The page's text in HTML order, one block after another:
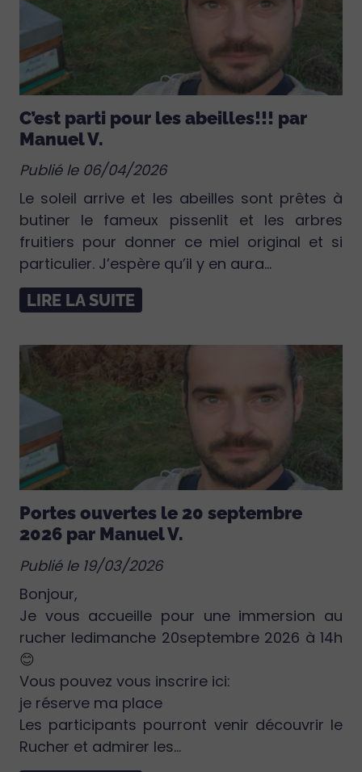
C’est parti pour les abeilles!!! par
Manuel V.
Publié le 06/04/2026
Le soleil arrive et les abeilles sont prêtes à
butiner le fameux pissenlit et les arbres
fruitiers pour donner ce miel original et si
particulier. J’espère qu’il y en aura...
LIRE LA SUITE
Portes ouvertes le 20 septembre
2026 par Manuel V.
Publié le 19/03/2026
Bonjour,
Je vous accueille pour une immersion au
rucher ledimanche 20septembre 2026 à 14h
😊
Vous pouvez vous inscrire ici:
je réserve ma place
Les participants pourront venir découvrir le
Rucher et admirer les...